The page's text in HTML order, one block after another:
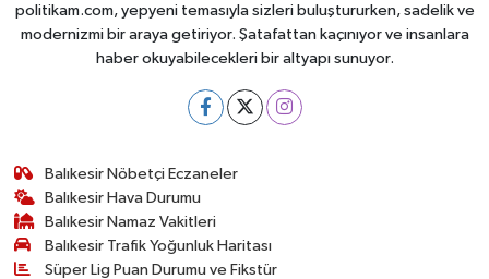
politikam.com, yepyeni temasıyla sizleri buluştururken, sadelik ve
modernizmi bir araya getiriyor. Şatafattan kaçınıyor ve insanlara
haber okuyabilecekleri bir altyapı sunuyor.
Balıkesir Nöbetçi Eczaneler
Balıkesir Hava Durumu
Balıkesir Namaz Vakitleri
Balıkesir Trafik Yoğunluk Haritası
Süper Lig Puan Durumu ve Fikstür
SEYAHAT
SÜRMANŞET